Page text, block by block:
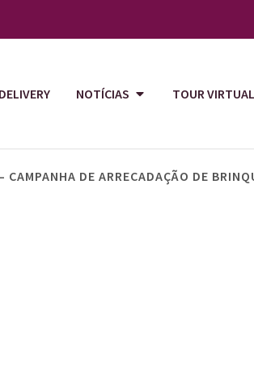
DELIVERY NOTÍCIAS TOUR VIRTUAL
CAMPANHA DE ARRECADAÇÃO DE